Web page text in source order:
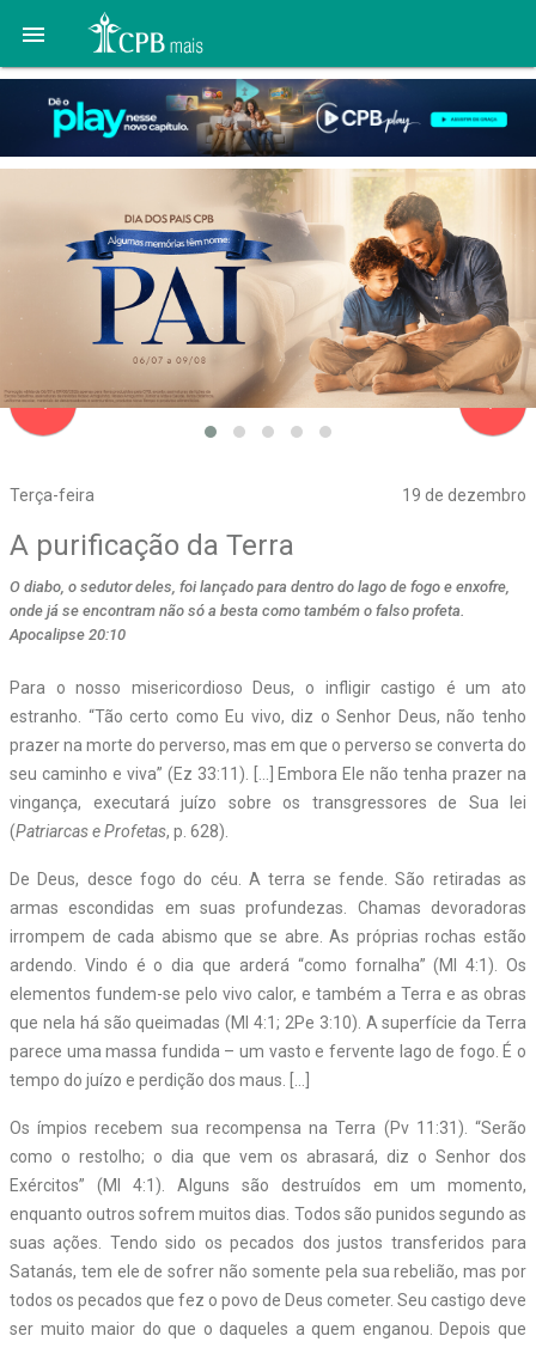

Terça-feira 19 de dezembro
navigate_before
A purificação da Terra
O diabo, o sedutor deles, foi lançado para dentro do lago de fogo e enxofre,
onde já se encontram não só a besta como também o falso profeta.
Apocalipse 20:10
Para o nosso misericordioso Deus, o infligir castigo é um ato
estranho. “Tão certo como Eu vivo, diz o Senhor Deus, não tenho
prazer na morte do perverso, mas em que o perverso se converta do
seu caminho e viva” (Ez 33:11). […] Embora Ele não tenha prazer na
vingança, executará juízo sobre os transgressores de Sua lei
(Patriarcas e Profetas, p. 628).
De Deus, desce fogo do céu. A terra se fende. São retiradas as
armas escondidas em suas profundezas. Chamas devoradoras
irrompem de cada abismo que se abre. As próprias rochas estão
ardendo. Vindo é o dia que arderá “como fornalha” (Ml 4:1). Os
elementos fundem-se pelo vivo calor, e também a Terra e as obras
que nela há são queimadas (Ml 4:1; 2Pe 3:10). A superfície da Terra
parece uma massa fundida – um vasto e fervente lago de fogo. É o
tempo do juízo e perdição dos maus. […]
Os ímpios recebem sua recompensa na Terra (Pv 11:31). “Serão
como o restolho; o dia que vem os abrasará, diz o Senhor dos
Exércitos” (Ml 4:1). Alguns são destruídos em um momento,
enquanto outros sofrem muitos dias. Todos são punidos segundo as
suas ações. Tendo sido os pecados dos justos transferidos para
Satanás, tem ele de sofrer não somente pela sua rebelião, mas por
todos os pecados que fez o povo de Deus cometer. Seu castigo deve
ser muito maior do que o daqueles a quem enganou. Depois que
navigate_next